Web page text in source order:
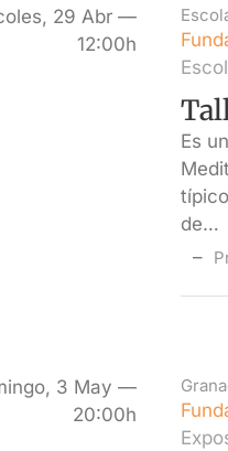
29 Abr —
12:00h
Es
de…
3 May —
20:00h